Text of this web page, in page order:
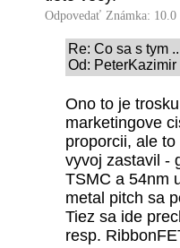
Odpovedať Známka: 10.0
Re: Co sa s tym
Od:
Ono to je
marketingove
proporcii, ale
vyvoj zastavil -
TSMC a 54nm
metal pitch sa
Tiez sa ide
resp.